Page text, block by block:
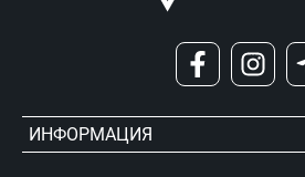
ИНФОРМАЦИЯ